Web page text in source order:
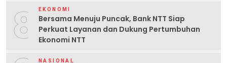
8 EKONOMI
Bersama Menuju Puncak, Bank NTT Siap
Perkuat Layanan dan Dukung Pertumbuhan
Ekonomi NTT
NASIONAL